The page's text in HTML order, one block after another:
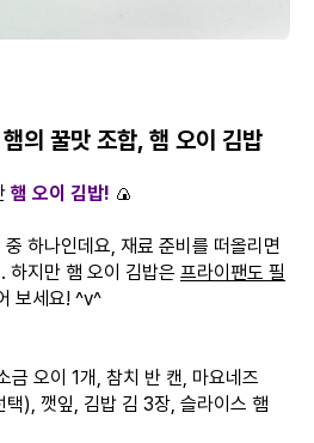
의 꿀맛 조합, 햄 오이 김밥
햄 오이 김밥! 🍙
하나인데요, 재료 준비를 떠올리면
하지만 햄 오이 김밥은 프라이팬도 필
보세요! ^v^
오이 1개, 참치 반 캔, 마요네즈
), 깻잎, 김밥 김 3장, 슬라이스 햄